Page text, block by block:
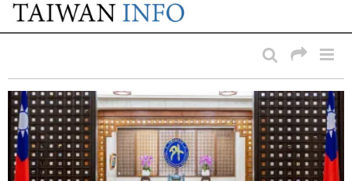
Passer au contenu principal
:::